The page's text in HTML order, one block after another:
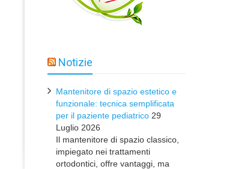
Notizie
Mantenitore di spazio estetico e
funzionale: tecnica semplificata
per il paziente pediatrico 29
Luglio 2026
Il mantenitore di spazio classico,
impiegato nei trattamenti
ortodontici, offre vantaggi, ma